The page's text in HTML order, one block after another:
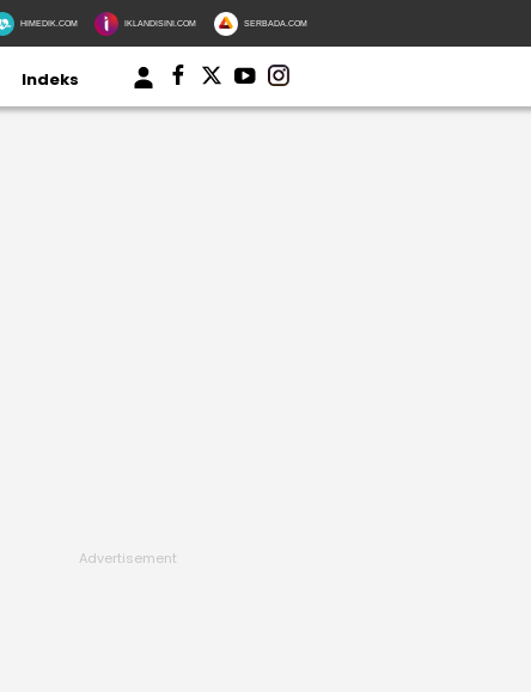
HIMEDIK.COM IKLANDISINI.COM SERBADA.COM
Indeks